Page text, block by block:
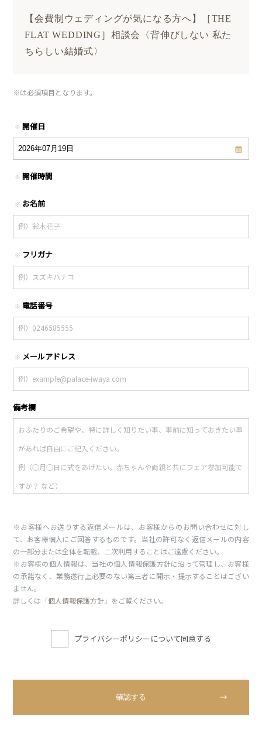
【会費制ウェディングが気になる方へ】［THE
FLAT WEDDING］相談会〈背伸びしない 私た
ちらしい結婚式〉
※は必須項目となります。
※ 開催日
※ 開催時間
※ お名前
※ フリガナ
※ 電話番号
※ メールアドレス
備考欄
※お客様へお送りする返信メールは、お客様からのお問い合わせに対し
て、お客様個人にご回答するものです。当社の許可なく返信メールの内容
の一部分または全体を転載、二次利用することはご遠慮ください。
※お客様の個人情報は、当社の個人情報保護方針に沿って管理し、お客様
の承諾なく、業務遂行上必要のない第三者に開示・提示することはござい
ません。
詳しくは「個人情報保護方針」をご覧ください。
プライバシーポリシーについて同意する